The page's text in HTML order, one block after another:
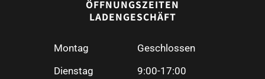
ÖFFNUNGSZEITEN
LADENGESCHÄFT
Montag
Geschlossen
Dienstag
9:00-17:00